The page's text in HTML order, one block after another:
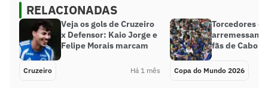
RELACIONADAS
Veja os gols de Cruzeiro
x Defensor: Kaio Jorge e
Felipe Morais marcam
Cruzeiro Há 1 mês
Torcedores
arremessam
fãs de Cabo
Copa do Mundo 2026